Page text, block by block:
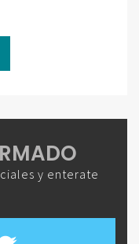
y enterate